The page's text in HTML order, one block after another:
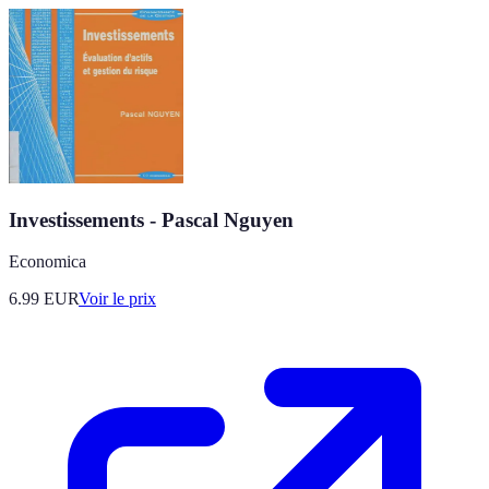
Investissements - Pascal Nguyen
Economica
6.99 EURVoir le prix